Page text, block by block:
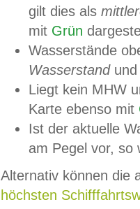
gilt dies als
mit Grün
Wasserstände
Wasserstandund
Liegt kein MHW
Karte ebenso mit
Ist der aktuelle
am Pegel vor,
Alternativ können die
höchsten